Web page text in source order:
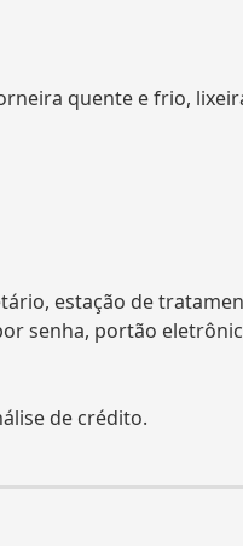
quente e frio,
estação de
senha, portão
de crédito.